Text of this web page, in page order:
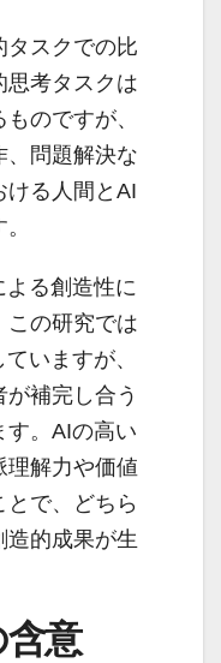
タスクでの比
思考タスクは
のですが、
、問題解決な
ける人間とAI
よる創造性に
この研究では
いますが、
補完し合う
す。AIの高い
理解力や価値
で、どちら
造的成果が生
意